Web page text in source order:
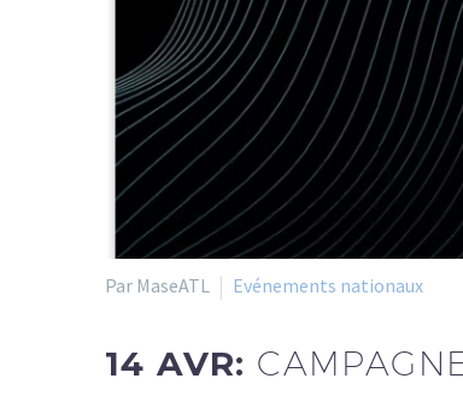
Par MaseATL Evénements nationaux
14 AVR: